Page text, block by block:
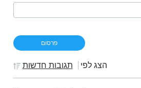
הצג לפי תגובות חדשות